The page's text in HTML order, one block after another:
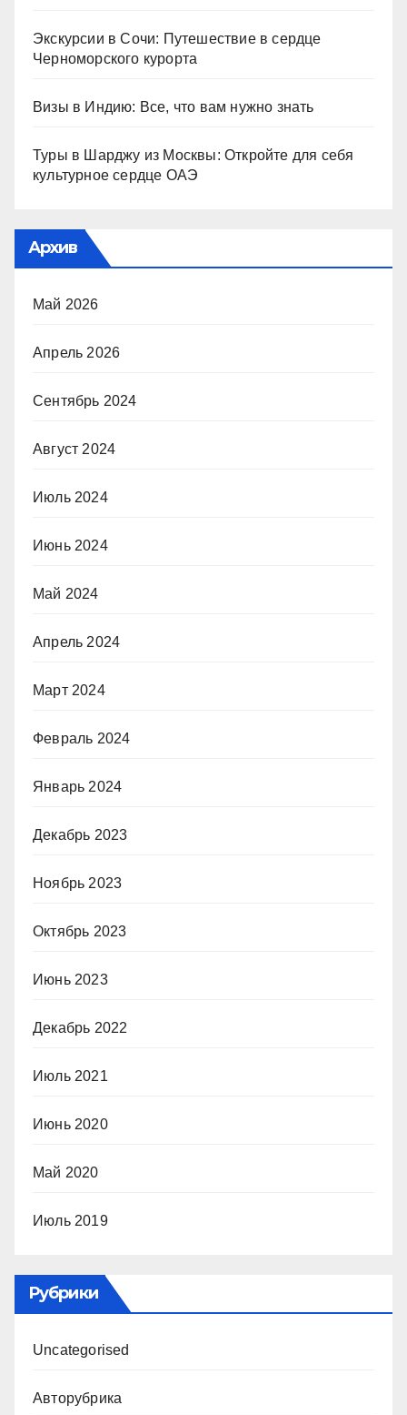
Экскурсии в Сочи: Путешествие в сердце
Черноморского курорта
Визы в Индию: Все, что вам нужно знать
Туры в Шарджу из Москвы: Откройте для себя
культурное сердце ОАЭ
Архив
Май 2026
Апрель 2026
Сентябрь 2024
Август 2024
Июль 2024
Июнь 2024
Май 2024
Апрель 2024
Март 2024
Февраль 2024
Январь 2024
Декабрь 2023
Ноябрь 2023
Октябрь 2023
Июнь 2023
Декабрь 2022
Июль 2021
Июнь 2020
Май 2020
Июль 2019
Рубрики
Uncategorised
Авторубрика